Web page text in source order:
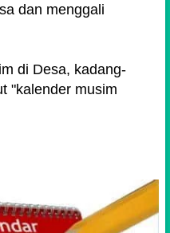
dan menggali
di Desa, kadang-
"kalender musim